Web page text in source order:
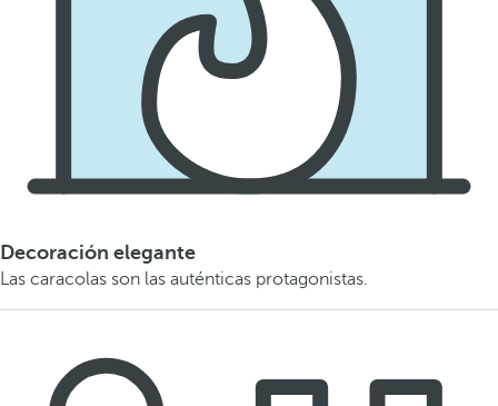
Decoración elegante
Las caracolas son las auténticas protagonistas.